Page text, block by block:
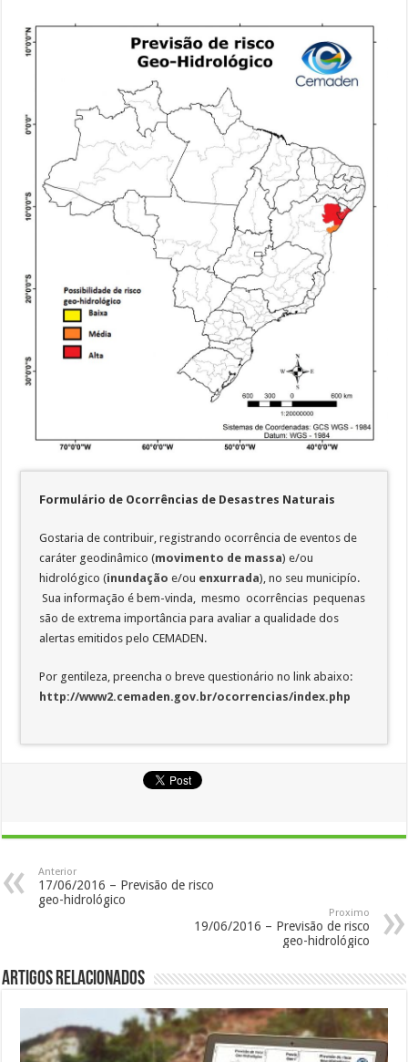
Formulário de Ocorrências de Desastres Naturais
Gostaria de contribuir, registrando ocorrência de eventos de
caráter geodinâmico (movimento de massa) e/ou
hidrológico (inundaçãoe/ou enxurrada), no seu municipío.
Sua informação é bem-vinda, mesmo ocorrências pequenas
são de extrema importância para avaliar a qualidade dos
alertas emitidos pelo CEMADEN.
Por gentileza, preencha o breve questionário no link abaixo:
http://www2.cemaden.gov.br/ocorrencias/index.php
Anterior
17/06/2016 – Previsão de risco
geo-hidrológico
Proximo
19/06/2016 – Previsão de risco
geo-hidrológico
Artigos Relacionados